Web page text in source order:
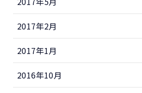
2017年2月
2017年1月
2016年10月